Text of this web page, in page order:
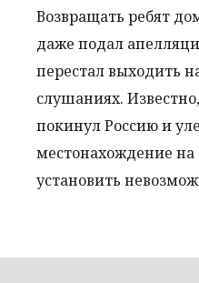
Возвращать ребят
даже подал
перестал выходить
слушаниях.
покинул Россию и
местонахождение
установить